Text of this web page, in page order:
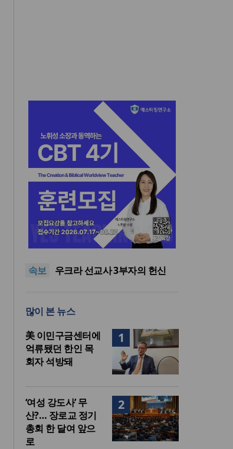
속보
[최원호 목사의 영혼의 양식 63]
말씀은 같은데 왜 열매는 다를
美 이민구금센터에 억류됐던
“미사일 속에서도 복음은 전해
“미래 선교, 분쟁·빈곤 지역 출
발
말씀은 같은데 왜 열매는 다를
美 이민구금센터에 억류됐던
한인 목회자 석방돼
많이 본 뉴스
1
美 이민구금센터에
억류됐던 한인 목
회자 석방돼
2
‘여성 강도사’ 무
산?… 장로교 정기
총회 한 달여 앞으
로